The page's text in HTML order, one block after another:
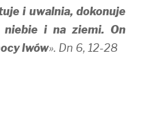
i uwalnia, dokonuje
niebie i na ziemi. On
lwów». Dn 6, 12-28